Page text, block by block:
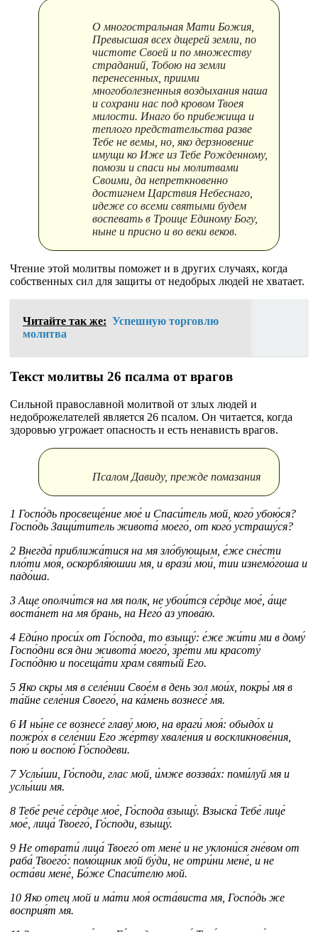
О многостральная Мати Божия,
Превысшая всех дщерей земли, по
чистоте Своей и по множеству
страданий, Тобою на земли
перенесенных, приими
многоболезненныя воздыхания наша
и сохрани нас под кровом Твоея
милости. Инаго бо прибежища и
теплого предстательства разве
Тебе не вемы, но, яко дерзновение
имущи ко Иже из Тебе Рожденному,
помози и спаси ны молитвами
Своими, да непреткновенно
достигнем Царствия Небеснаго,
идеже со всеми святыми будем
воспевать в Троице Единому Богу,
ныне и присно и во веки веков.
Чтение этой молитвы поможет и в других случаях, когда
собственных сил для защиты от недобрых людей не хватает.
Читайте так же: Успешную торговлю
молитва
Текст молитвы 26 псалма от врагов
Сильной православной молитвой от злых людей и
недоброжелателей является 26 псалом. Он читается, когда
здоровью угрожает опасность и есть ненависть врагов.
Псалом Давиду, прежде помазания
1 Госпо́дь просвеще́ние мое́ и Спаси́тель мой, кого́ убою́ся?
Госпо́дь Защи́титель живота́ моего́, от кого́ устрашу́ся?
2 Внегда́ приближа́тися на мя зло́бующым, е́же сне́сти
пло́ти моя́, оскорбля́юшии мя, и врази́ мои́, тии изнемо́гоша и
падо́ша.
3 Аще ополчи́тся на мя полк, не убои́тся се́рдце мое́, а́ще
воста́нет на мя брань, на Него́ аз упова́ю.
4 Еди́но проси́х от Го́спода, то взыщу́: е́же жи́ти ми в дому́
Госпо́дни вся дни живота́ моего́, зре́ти ми красоту́
Госпо́дню и посеща́ти храм святы́й Его.
5 Яко скры мя в селе́нии Свое́м в день зол мои́х, покры́ мя в
та́йне селе́ния Своего́, на ка́мень вознесе́ мя.
6 И ны́не се вознесе́ главу́ мою, на враги́ моя́: обыдо́х и
пожро́х в селе́нии Его же́ртву хвале́ния и воскликнове́ния,
пою́ и воспою́ Го́сподеви.
7 Услы́ши, Го́споди, глас мой, и́мже воззва́х: поми́луй мя и
услы́ши мя.
8 Тебе́ рече́ се́рдце мое́, Го́спода взыщу́. Взыска́ Тебе́ лице́
мое́, лица́ Твоего́, Го́споди, взыщу́.
9 Не отврати́ лица́ Твоего́ от мене́ и не уклони́ся гне́вом от
раба́ Твоего́: помо́щник мой бу́ди, не отри́ни мене́, и не
оста́ви мене́, Бо́же Спаси́телю мой.
10 Яко отец мой и ма́ти моя́ оста́виста мя, Госпо́дь же
восприя́т мя.